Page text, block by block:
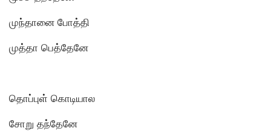
முந்தானை போத்தி
முத்தா பெத்தேனே
தொப்புள் கொடியால
சோறு தந்தேனே